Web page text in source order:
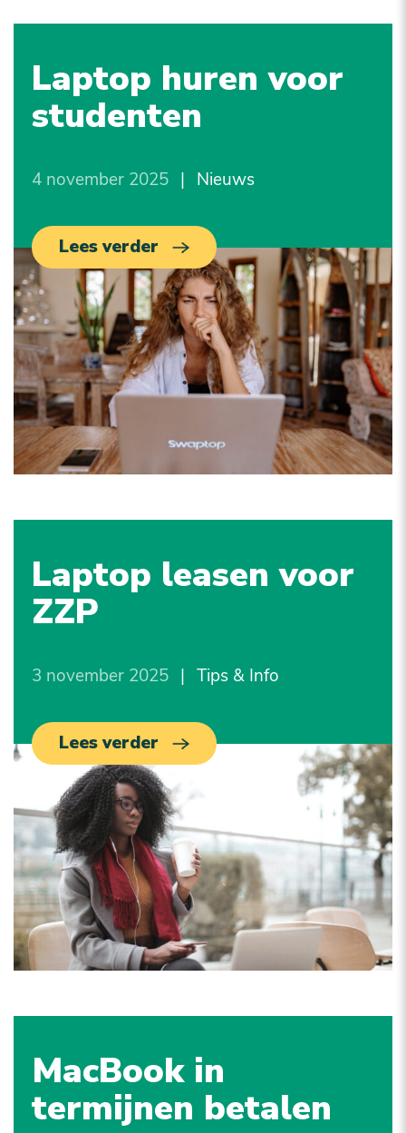
Laptop huren voor
studenten
4 november 2025 | Nieuws
Lees verder
Laptop leasen voor
ZZP
3 november 2025 | Tips & Info
Lees verder
MacBook in
termijnen betalen